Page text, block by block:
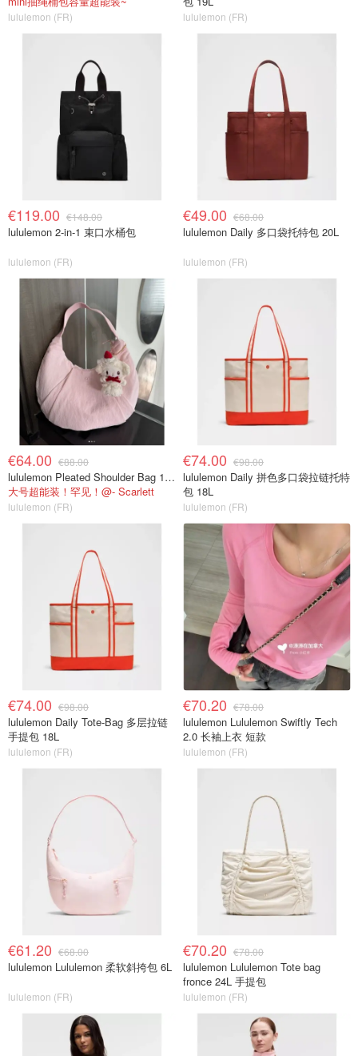
lululemon (FR) lululemon (FR)
€119.00 €148.00
lululemon 2-in-1 束口水桶包
lululemon (FR)
€49.00 €68.00
lululemon Daily 多口袋托特包 20L
lululemon (FR)
€64.00 €88.00
lululemon Pleated Shoulder Bag 10L 单肩包
大号超能装！罕见！@- Scarlett
lululemon (FR)
€74.00 €98.00
lululemon Daily 拼色多口袋拉链托特
包 18L
lululemon (FR)
€74.00 €98.00
lululemon Daily Tote-Bag 多层拉链
手提包 18L
lululemon (FR)
€70.20 €78.00
lululemon Lululemon Swiftly Tech
2.0 长袖上衣 短款
lululemon (FR)
€61.20 €68.00
lululemon Lululemon 柔软斜挎包 6L
lululemon (FR)
€70.20 €78.00
lululemon Lululemon Tote bag
fronce 24L 手提包
lululemon (FR)